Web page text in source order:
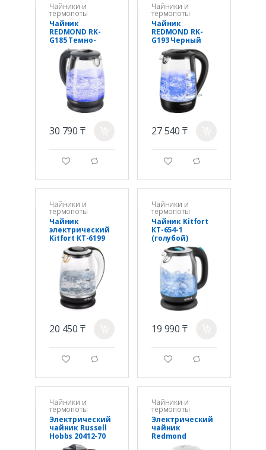
Чайники и
термопоты
Чайник
REDMOND RK-
G185 Темно-
серый
30 790 ₸
g d
Чайники и
термопоты
Чайник
REDMOND RK-
G193 Черный
27 540 ₸
g d
Чайники и
термопоты
Чайник
электрический
Kitfort КТ-6199
20 450 ₸
g d
Чайники и
термопоты
Чайник Kitfort
КТ-654-1
(голубой)
19 990 ₸
g d
Чайники и
термопоты
Электрический
чайник Russell
Hobbs 20412-70
Чайники и
термопоты
Электрический
чайник
Redmond
SkyKettle RK-